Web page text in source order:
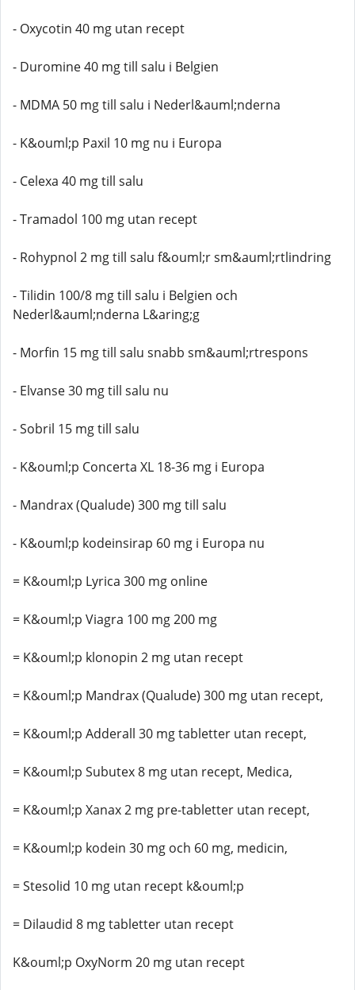
- Oxycotin 40 mg utan recept
- Duromine 40 mg till salu i Belgien
- MDMA 50 mg till salu i Nederl&auml;nderna
- K&ouml;p Paxil 10 mg nu i Europa
- Celexa 40 mg till salu
- Tramadol 100 mg utan recept
- Rohypnol 2 mg till salu f&ouml;r sm&auml;rtlindring
- Tilidin 100/8 mg till salu i Belgien och
Nederl&auml;nderna L&aring;g
- Morfin 15 mg till salu snabb sm&auml;rtrespons
- Elvanse 30 mg till salu nu
- Sobril 15 mg till salu
- K&ouml;p Concerta XL 18-36 mg i Europa
- Mandrax (Qualude) 300 mg till salu
- K&ouml;p kodeinsirap 60 mg i Europa nu
= K&ouml;p Lyrica 300 mg online
= K&ouml;p Viagra 100 mg 200 mg
= K&ouml;p klonopin 2 mg utan recept
= K&ouml;p Mandrax (Qualude) 300 mg utan recept,
= K&ouml;p Adderall 30 mg tabletter utan recept,
= K&ouml;p Subutex 8 mg utan recept, Medica,
= K&ouml;p Xanax 2 mg pre-tabletter utan recept,
= K&ouml;p kodein 30 mg och 60 mg, medicin,
= Stesolid 10 mg utan recept k&ouml;p
= Dilaudid 8 mg tabletter utan recept
K&ouml;p OxyNorm 20 mg utan recept